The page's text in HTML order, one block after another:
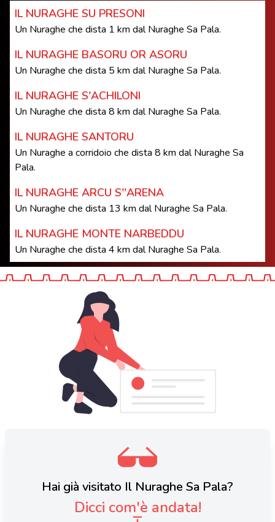
IL NURAGHE SU PRESONI
Un Nuraghe che dista 1 km dal Nuraghe Sa Pala.
IL NURAGHE BASORU OR ASORU
Un Nuraghe che dista 5 km dal Nuraghe Sa Pala.
IL NURAGHE S'ACHILONI
Un Nuraghe che dista 8 km dal Nuraghe Sa Pala.
IL NURAGHE SANTORU
Un Nuraghe a corridoio che dista 8 km dal Nuraghe Sa
Pala.
IL NURAGHE ARCU S''ARENA
Un Nuraghe che dista 13 km dal Nuraghe Sa Pala.
IL NURAGHE MONTE NARBEDDU
Un Nuraghe che dista 4 km dal Nuraghe Sa Pala.
Hai già visitato Il Nuraghe Sa Pala?
Dicci com'è andata!